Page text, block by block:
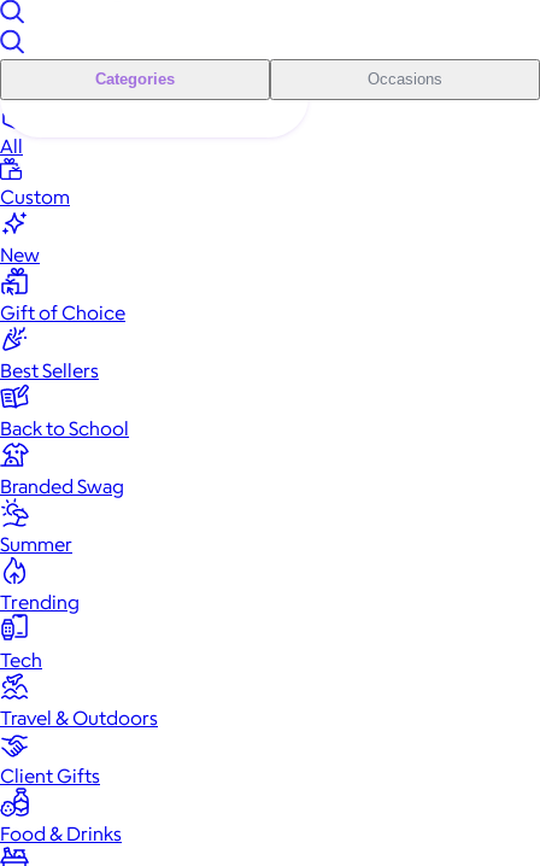
Categories Occasions
All
Custom
New
Gift of Choice
Best Sellers
Back to School
Branded Swag
Summer
Trending
Tech
Travel & Outdoors
Client Gifts
Food & Drinks